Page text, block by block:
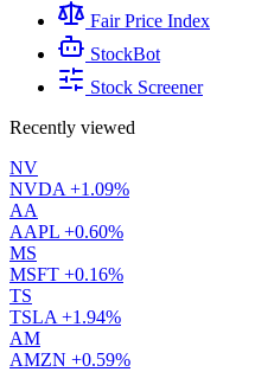
Fair Price Index
StockBot
Stock Screener
Recently viewed
NV
NVDA +1.09%
AA
AAPL +0.60%
MS
MSFT +0.16%
TS
TSLA +1.94%
AM
AMZN +0.59%